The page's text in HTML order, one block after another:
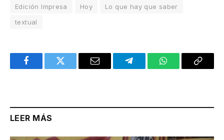
Edición Impresa Hoy
Lo que hay que saber
textual
FacebookTwitter Email TelegramWhatsAppCopy
LEER MÁS